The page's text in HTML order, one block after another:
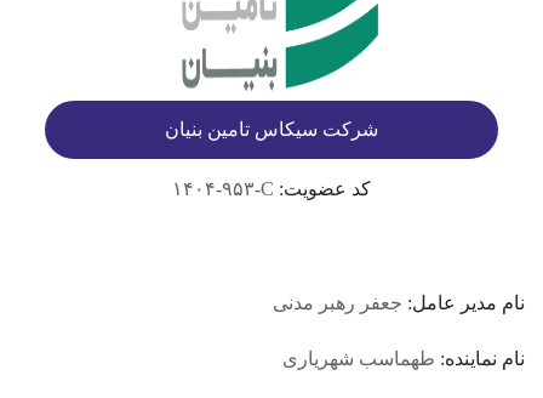
شرکت سیکاس تامین بنیان
کد عضویت:۱۴۰۴-۹۵۳-C
نام مدیر عامل: جعفر رهبر مدنی
نام نماینده: طهماسب شهریاری